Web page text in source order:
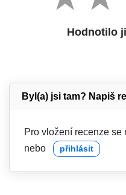
Hodnotilo
Byl(a) jsi tam? Napiš
Pro vložení recenze se
nebo přihlásit